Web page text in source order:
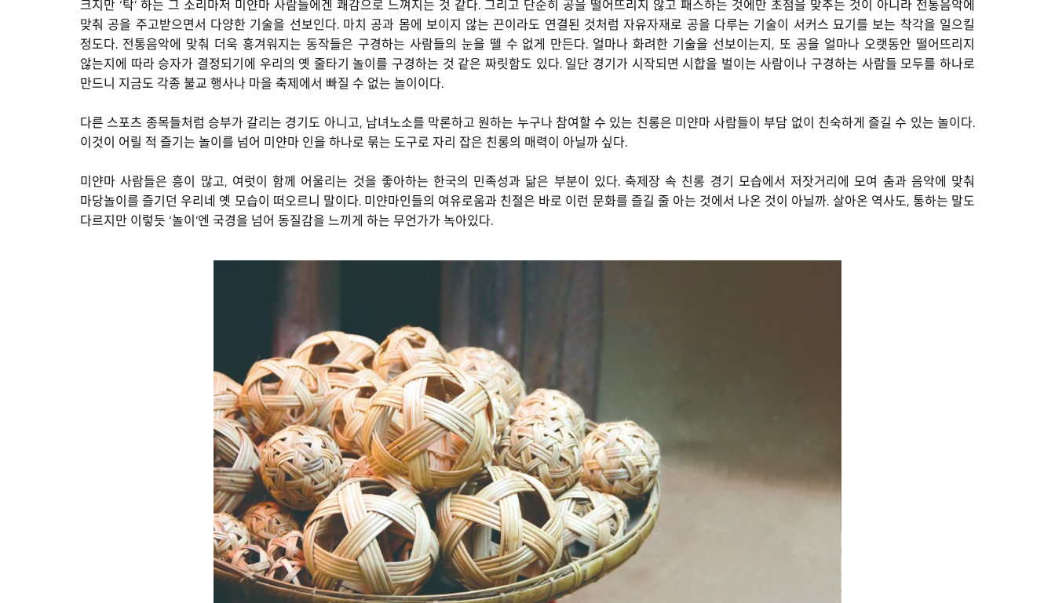
크지만 ‘탁’ 하는 그 소리마저 미얀마 사람들에겐 쾌감으로 느껴지는 것 같다. 그리고 단순히 공을 떨어뜨리지 않고 패스하는 것에만 초점을 맞추는 것이 아니라 전통음악에
맞춰 공을 주고받으면서 다양한 기술을 선보인다. 마치 공과 몸에 보이지 않는 끈이라도 연결된 것처럼 자유자재로 공을 다루는 기술이 서커스 묘기를 보는 착각을 일으킬
정도다. 전통음악에 맞춰 더욱 흥겨워지는 동작들은 구경하는 사람들의 눈을 뗄 수 없게 만든다. 얼마나 화려한 기술을 선보이는지, 또 공을 얼마나 오랫동안 떨어뜨리지
않는지에 따라 승자가 결정되기에 우리의 옛 줄타기 놀이를 구경하는 것 같은 짜릿함도 있다. 일단 경기가 시작되면 시합을 벌이는 사람이나 구경하는 사람들 모두를 하나로
만드니 지금도 각종 불교 행사나 마을 축제에서 빠질 수 없는 놀이이다.
다른 스포츠 종목들처럼 승부가 갈리는 경기도 아니고, 남녀노소를 막론하고 원하는 누구나 참여할 수 있는 친롱은 미얀마 사람들이 부담 없이 친숙하게 즐길 수 있는 놀이다.
이것이 어릴 적 즐기는 놀이를 넘어 미얀마 인을 하나로 묶는 도구로 자리 잡은 친롱의 매력이 아닐까 싶다.
미얀마 사람들은 흥이 많고, 여럿이 함께 어울리는 것을 좋아하는 한국의 민족성과 닮은 부분이 있다. 축제장 속 친롱 경기 모습에서 저잣거리에 모여 춤과 음악에 맞춰
마당놀이를 즐기던 우리네 옛 모습이 떠오르니 말이다. 미얀마인들의 여유로움과 친절은 바로 이런 문화를 즐길 줄 아는 것에서 나온 것이 아닐까. 살아온 역사도, 통하는 말도
다르지만 이렇듯 ‘놀이’엔 국경을 넘어 동질감을 느끼게 하는 무언가가 녹아있다.